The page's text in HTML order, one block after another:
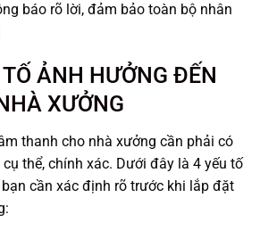
báo rõ lời, đảm bảo toàn bộ nhân
ẢNH HƯỞNG ĐẾN
XƯỞNG
thanh cho nhà xưởng cần phải có
thể, chính xác. Dưới đây là 4 yếu tố
cần xác định rõ trước khi lắp đặt